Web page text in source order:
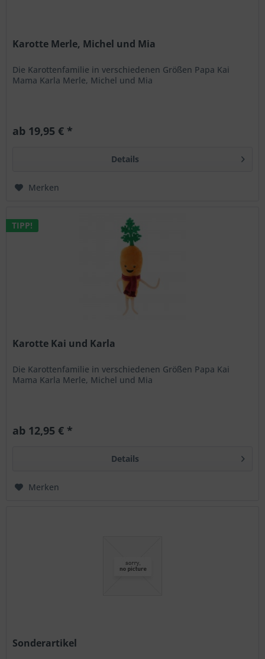
Karotte Merle, Michel und Mia
Die Karottenfamilie in verschiedenen Größen Papa Kai
Mama Karla Merle, Michel und Mia
ab 19,95 € *
Details
Merken
TIPP!
Karotte Kai und Karla
Die Karottenfamilie in verschiedenen Größen Papa Kai
Mama Karla Merle, Michel und Mia
ab 12,95 € *
Details
Merken
Sonderartikel